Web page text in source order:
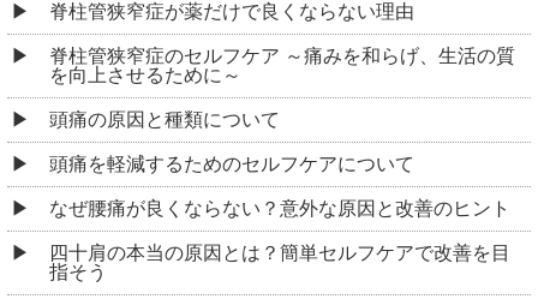
脊柱管狭窄症が薬だけで良くならない理由
脊柱管狭窄症のセルフケア ～痛みを和らげ、生活の質
を向上させるために～
頭痛の原因と種類について
頭痛を軽減するためのセルフケアについて
なぜ腰痛が良くならない？意外な原因と改善のヒント
四十肩の本当の原因とは？簡単セルフケアで改善を目
指そう